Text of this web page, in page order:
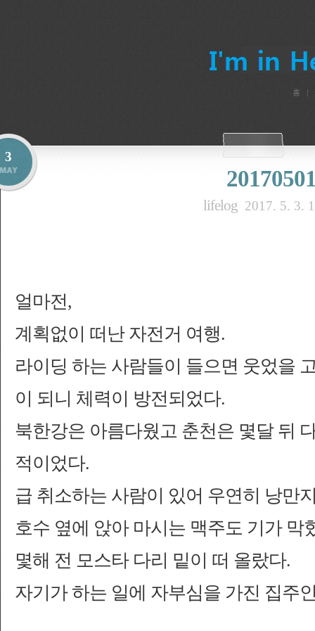
홈
3
lifelog 2017. 5. 3.
얼마전,
계획없이 떠난 자전거 여행.
라이딩 하는 사람들이 들으면 웃었을
이 되니 체력이 방전되었다.
북한강은 아름다웠고 춘천은 몇달 뒤
적이었다.
급 취소하는 사람이 있어 우연히 낭만
호수 옆에 앉아 마시는 맥주도 기가 막
몇해 전 모스타 다리 밑이 떠 올랐다.
자기가 하는 일에 자부심을 가진 집주